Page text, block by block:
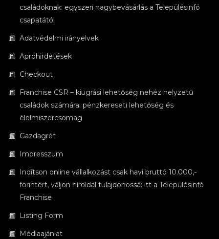
családoknak: egyszeri nagybevásárlás a Településinfó
csapatától
Adatvédelmi irányelvek
Apróhirdetések
Checkout
Franchise CSR – kiugrási lehetőség nehéz helyzetű
családok számára: pénzkereseti lehetőség és
élelmiszercsomag
Gazdagrét
Impresszum
Indítson online vállalkozást csak havi bruttó 10.000,-
forintért, váljon híroldal tulajdonossá: itt a Településinfó
Franchise
Listing Form
Médiaajánlat